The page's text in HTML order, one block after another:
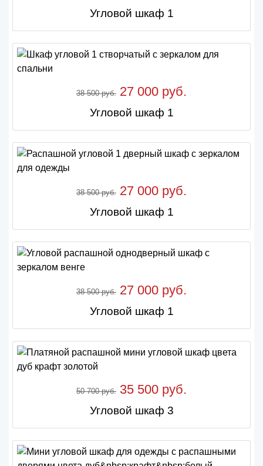
Угловой шкаф 1
38 500 руб. 27 000 руб.
Угловой шкаф 1
38 500 руб. 27 000 руб.
Угловой шкаф 1
38 500 руб. 27 000 руб.
Угловой шкаф 1
50 700 руб. 35 500 руб.
Угловой шкаф 3